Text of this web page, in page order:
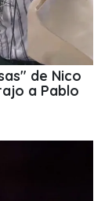
de Nico
a Pablo